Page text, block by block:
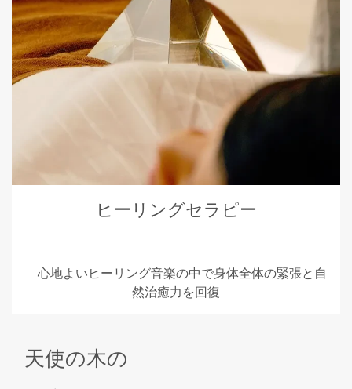
ヒーリングセラピー
心地よいヒーリング音楽の中で身体全体の緊張と自
然治癒力を回復
天使の木の